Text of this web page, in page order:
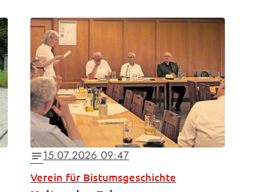
notes15.07.2026 09:47
Verein für Bistumsgeschichte